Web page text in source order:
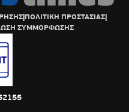
|ΠΟΛΙΤΙΚΗ ΠΡΟΣΤΑΣΙΑΣ|
ΣΥΜΜΟΡΦΩΣΗΣ